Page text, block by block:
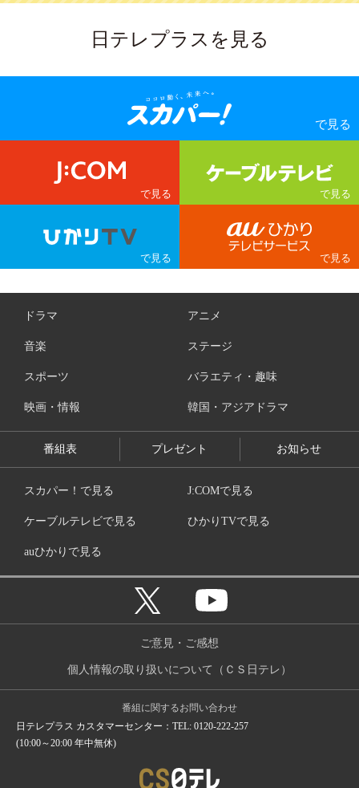
日テレプラスを見る
ドラマ アニメ
音楽 ステージ
スポーツ バラエティ・趣味
映画・情報 韓国・アジアドラマ
番組表 プレゼント お知らせ
スカパー！で見る J:COMで見る
ケーブルテレビで見る ひかりTVで見る
auひかりで見る
ご意見・ご感想
個人情報の取り扱いについて（ＣＳ日テレ）
番組に関するお問い合わせ
日テレプラス カスタマーセンター：TEL: 0120-222-257
(10:00～20:00 年中無休)